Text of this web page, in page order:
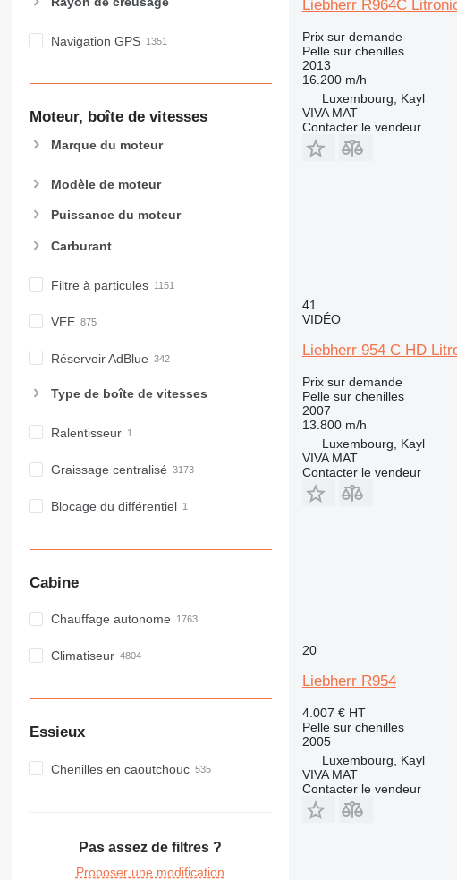
Navigation GPS
Moteur, boîte de vitesses
Marque du moteur
Modèle de moteur
Puissance du moteur
Carburant
Filtre à particules
VEE
Réservoir AdBlue
Type de boîte de vitesses
Ralentisseur
Graissage centralisé
Blocage du différentiel
Cabine
Chauffage autonome
Climatiseur
Essieux
Chenilles en caoutchouc
Pas assez de filtres ?
Proposer une modification
Liebherr R964C
Prix sur demande
Pelle sur chenilles
2013
16.200 m/h
Luxembourg, Kayl
VIVA MAT
Contacter le vendeur
41
VIDÉO
Liebherr 954 C HD
Prix sur demande
Pelle sur chenilles
2007
13.800 m/h
Luxembourg, Kayl
VIVA MAT
Contacter le vendeur
20
Liebherr R954
4.007 € HT
Pelle sur chenilles
2005
Luxembourg, Kayl
VIVA MAT
Contacter le vendeur